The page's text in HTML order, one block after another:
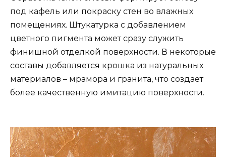
под кафель или покраску стен во влажных
помещениях. Штукатурка с добавлением
цветного пигмента может сразу служить
финишной отделкой поверхности. В некоторые
составы добавляется крошка из натуральных
материалов – мрамора и гранита, что создает
более качественную имитацию поверхности.